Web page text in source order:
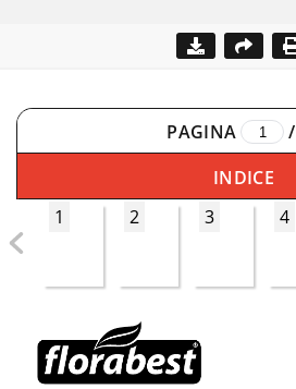
PAGINA /
INDICE
1
2 3 4